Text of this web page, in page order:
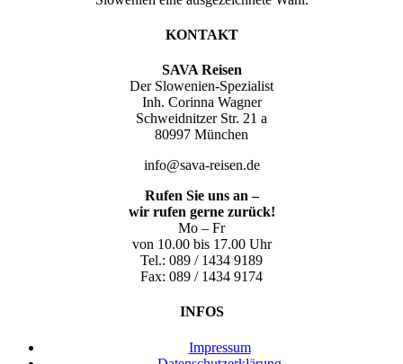
KONTAKT
SAVA Reisen
Der Slowenien-Spezialist
Inh. Corinna Wagner
Schweidnitzer Str. 21 a
80997 München
info@sava-reisen.de
Rufen Sie uns an –
wir rufen gerne zurück!
Mo – Fr
von 10.00 bis 17.00 Uhr
Tel.: 089 / 1434 9189
Fax: 089 / 1434 9174
INFOS
Impressum